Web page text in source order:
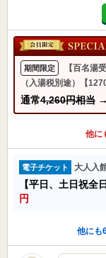
期間限定
【百名湯
（入湯税別途）【
通常4,260円相当 →
他に
電子チケット 大人入
【平日、土日祝全
円
他にも